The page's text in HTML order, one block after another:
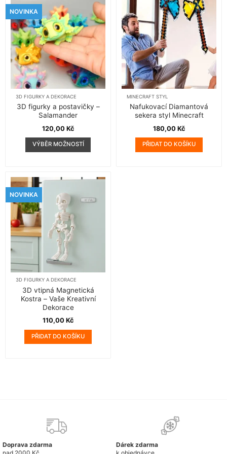
Možnosti
lze
vybrat
NOVINKA
3D FIGURKY A DEKORACE
3D figurky a postavičky –
Salamander
120,00 Kč
VÝBĚR MOŽNOSTÍ
více
Možnosti
lze
vybrat
na
stránce
produktu
MINECRAFT STYL
Nafukovací Diamantová
sekera styl Minecraft
180,00 Kč
PŘIDAT DO KOŠÍKU
NOVINKA
3D FIGURKY A DEKORACE
3D vtipná Magnetická
Kostra – Vaše Kreativní
Dekorace
110,00 Kč
PŘIDAT DO KOŠÍKU
Doprava zdarma
Dárek zdarma